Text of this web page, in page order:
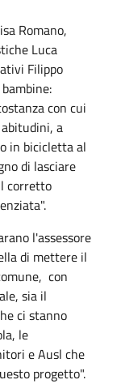
Romano,
Luca
Filippo
con cui
a
in bicicletta al
di lasciare
corretto
l'assessore
di mettere il
con
sia il
ci stanno
le
e Ausl che
progetto".